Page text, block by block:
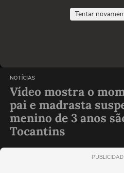
Tentar
NOTÍCIAS
Vídeo mostra o
pai e madrasta
menino de 3 anos
Tocantins